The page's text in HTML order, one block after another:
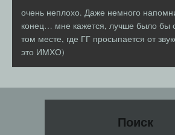
очень неплохо. Даже немного
конец… мне кажется, лучше было бы
том месте, где ГГ просыпается от
это ИМХО)
Поиск